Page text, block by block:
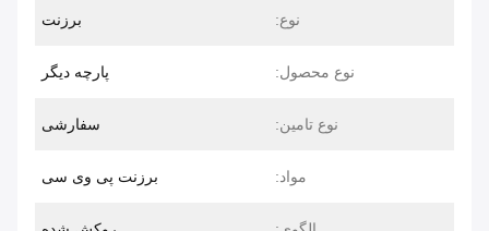
نوع: برزنت
نوع محصول: پارچه دیگر
نوع تامین: سفارشی
مواد: برزنت پی وی سی